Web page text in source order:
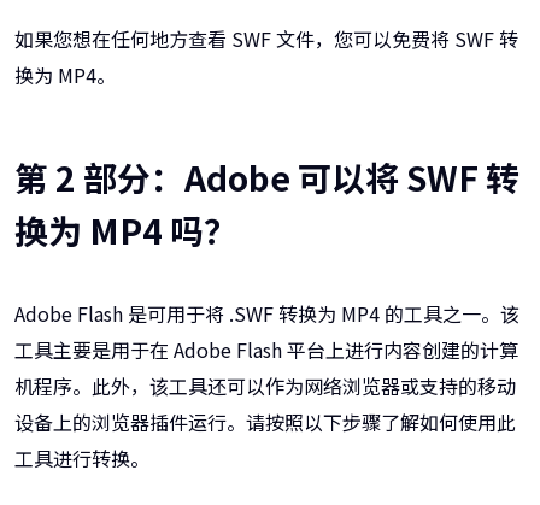
如果您想在任何地方查看 SWF 文件，您可以免费将 SWF 转
换为 MP4。
第 2 部分：Adobe 可以将 SWF 转
换为 MP4 吗？
Adobe Flash 是可用于将 .SWF 转换为 MP4 的工具之一。该
工具主要是用于在 Adob​​e Flash 平台上进行内容创建的计算
机程序。此外，该工具还可以作为网络浏览器或支持的移动
设备上的浏览器插件运行。请按照以下步骤了解如何使用此
工具进行转换。